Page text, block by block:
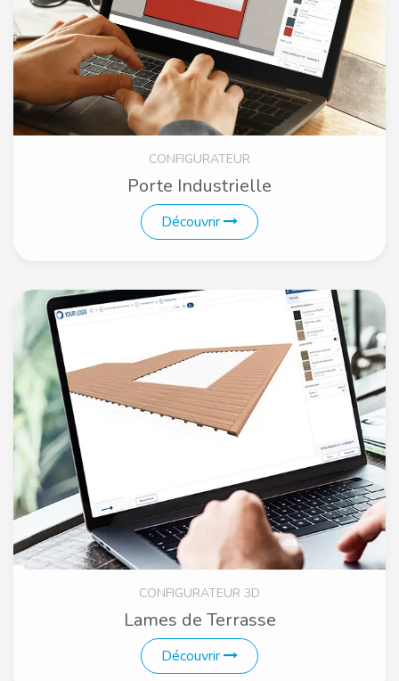
CONFIGURATEUR
Porte Industrielle
Découvrir
CONFIGURATEUR 3D
Lames de Terrasse
Découvrir